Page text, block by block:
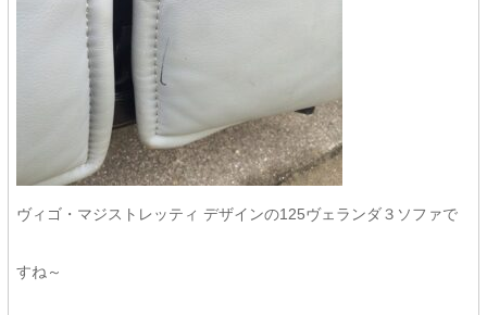
ヴィゴ・マジストレッティ デザインの125ヴェランダ３ソファで
すね～